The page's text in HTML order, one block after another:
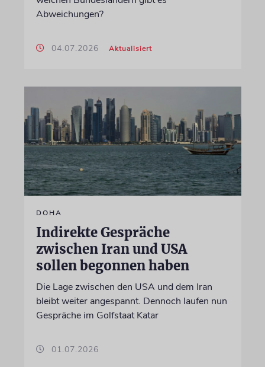
Abweichungen?
04.07.2026 Aktualisiert
DOHA
Indirekte Gespräche
zwischen Iran und USA
sollen begonnen haben
Die Lage zwischen den USA und dem Iran
bleibt weiter angespannt. Dennoch laufen nun
Gespräche im Golfstaat Katar
01.07.2026